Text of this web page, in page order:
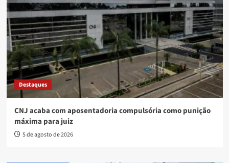
Destaques
CNJ acaba com aposentadoria compulsória como punição
máxima para juiz
5 de agosto de 2026